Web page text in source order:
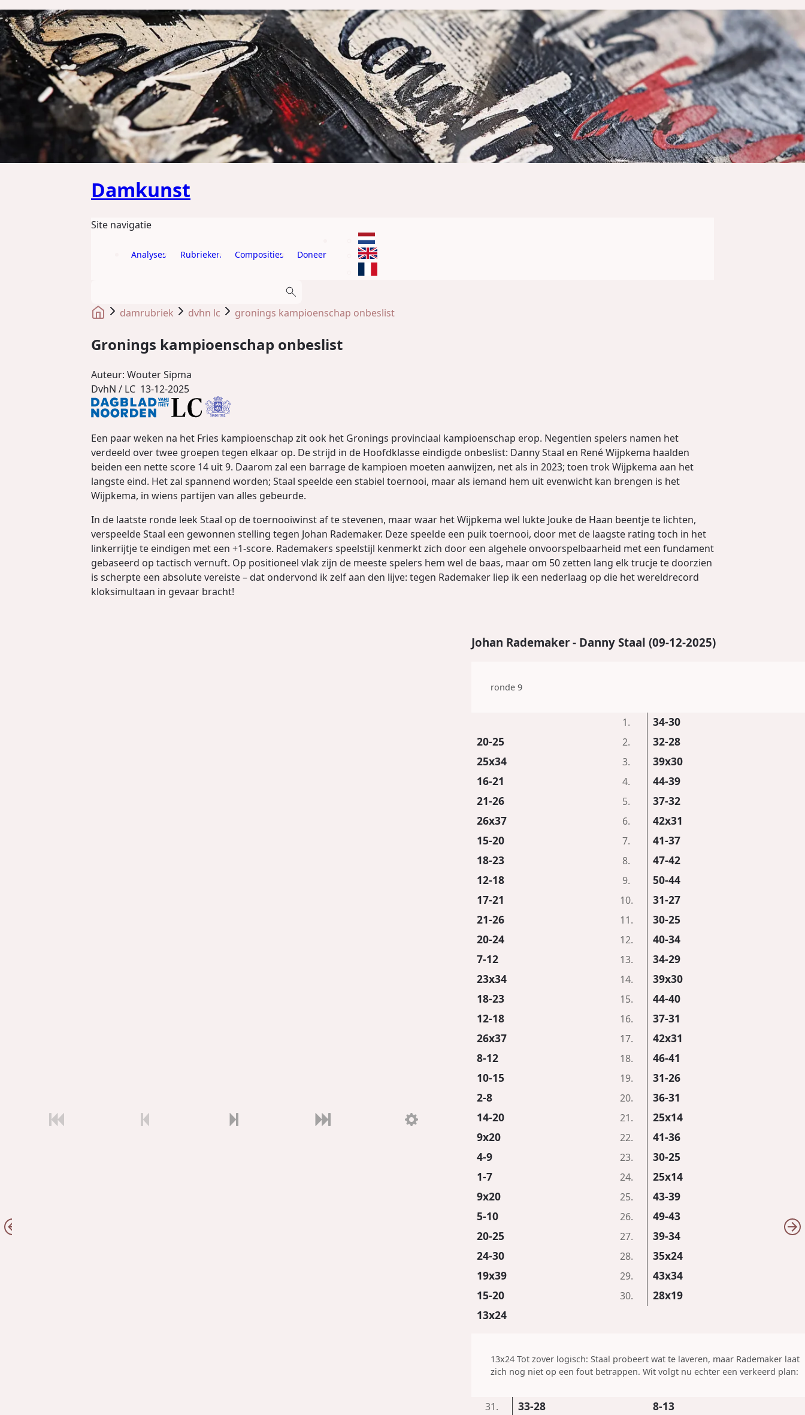
GA DIRECT NAAR DE CONTENT
Damkunst
Site navigatie
Analyses Rubrieken Composities Doneer
damrubriek dvhn lc gronings kampioenschap onbeslist
Gronings kampioenschap onbeslist
Auteur: Wouter Sipma
DvhN / LC 13-12-2025
Een paar weken na het Fries kampioenschap zit ook het Gronings provinciaal kampioenschap erop. Negentien spelers namen het
verdeeld over twee groepen tegen elkaar op. De strijd in de Hoofdklasse eindigde onbeslist: Danny Staal en René Wijpkema haalden
beiden een nette score 14 uit 9. Daarom zal een barrage de kampioen moeten aanwijzen, net als in 2023; toen trok Wijpkema aan het
langste eind. Het zal spannend worden; Staal speelde een stabiel toernooi, maar als iemand hem uit evenwicht kan brengen is het
Wijpkema, in wiens partijen van alles gebeurde.
In de laatste ronde leek Staal op de toernooiwinst af te stevenen, maar waar het Wijpkema wel lukte Jouke de Haan beentje te lichten,
verspeelde Staal een gewonnen stelling tegen Johan Rademaker. Deze speelde een puik toernooi, door met de laagste rating toch in het
linkerrijtje te eindigen met een +1-score. Rademakers speelstijl kenmerkt zich door een algehele onvoorspelbaarheid met een fundament
gebaseerd op tactisch vernuft. Op positioneel vlak zijn de meeste spelers hem wel de baas, maar om 50 zetten lang elk trucje te doorzien
is scherpte een absolute vereiste – dat ondervond ik zelf aan den lijve: tegen Rademaker liep ik een nederlaag op die het wereldrecord
kloksimultaan in gevaar bracht!
Johan Rademaker - Danny Staal (09-12-2025)
ronde 9
1.
34-30
20-25
2.
32-28
25x34
3.
39x30
16-21
4.
44-39
21-26
5.
37-32
26x37
6.
42x31
15-20
7.
41-37
18-23
8.
47-42
12-18
9.
50-44
17-21
10.
31-27
21-26
11.
30-25
20-24
12.
40-34
7-12
13.
34-29
23x34
14.
39x30
18-23
15.
44-40
12-18
16.
37-31
26x37
17.
42x31
8-12
18.
46-41
10-15
19.
31-26
2-8
20.
36-31
14-20
21.
25x14
9x20
22.
41-36
4-9
23.
30-25
1-7
24.
25x14
9x20
25.
43-39
5-10
26.
49-43
20-25
27.
39-34
24-30
28.
35x24
19x39
29.
43x34
15-20
30.
28x19
13x24
13x24 Tot zover logisch: Staal probeert wat te laveren, maar Rademaker laat
zich nog niet op een fout betrappen. Wit volgt nu echter een verkeerd plan:
31. 33-28 8-13